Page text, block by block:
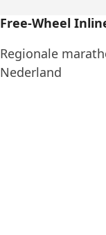
Free-Wheel
Regionale
Nederland